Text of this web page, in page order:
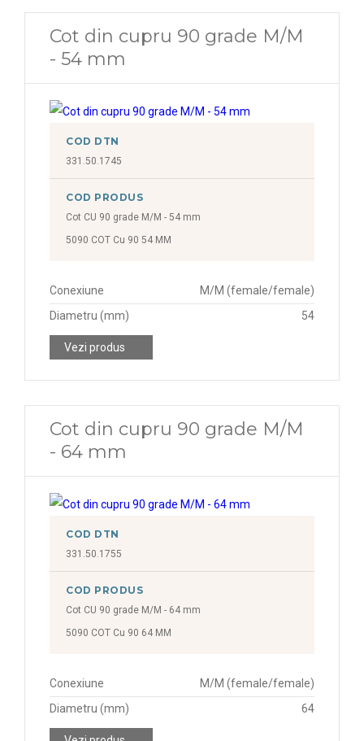
Cot din cupru 90 grade M/M
- 54 mm
COD DTN
331.50.1745
COD PRODUS
Cot CU 90 grade M/M - 54 mm
5090 COT Cu 90 54 MM
Conexiune
M/M (female/female)
Diametru (mm)
54
Vezi produs
Cot din cupru 90 grade M/M
- 64 mm
COD DTN
331.50.1755
COD PRODUS
Cot CU 90 grade M/M - 64 mm
5090 COT Cu 90 64 MM
Conexiune
M/M (female/female)
Diametru (mm)
64